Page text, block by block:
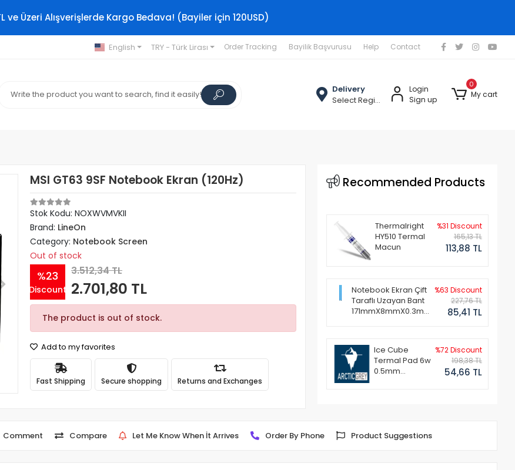
ve Üzeri Alışverişlerde Kargo Bedava! (Bayiler için 120USD)
English TRY - Türk Lirası Order Tracking Bayilik Başvurusu Help Contact
Delivery
Select Region
Login
Sign up
0
My cart
MSI GT63 9SF Notebook Ekran (120Hz)
Stok Kodu: NOXWVMVKII
Brand: LineOn
Category: Notebook Screen
Out of stock
%23
Discount
3.512,34 TL
2.701,80 TL
The product is out of stock.
Add to my favorites
Fast Shipping Secure shopping Returns and Exchanges
Recommended Products
Thermalright
HY510 Termal
Macun
%31 Discount
165,13 TL
113,88 TL
Notebook Ekran Çift
Taraflı Uzayan Bant
171mmX8mmX0.3mm
%63 Discount
227,76 TL
85,41 TL
Ice Cube
Termal Pad 6w
0.5mm
%72 Discount
198,38 TL
54,66 TL
Comment Compare Let Me Know When İt Arrives Order By Phone Product Suggestions